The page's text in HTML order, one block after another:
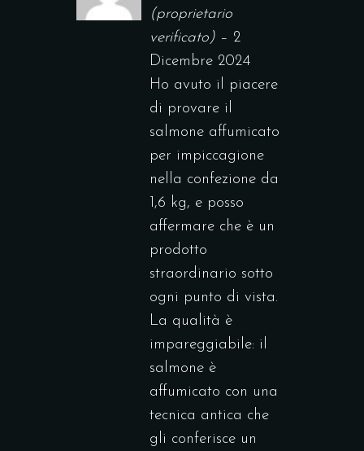
(proprietario
verificato) – 2
Dicembre 2024
Ho avuto il piacere
di provare il
salmone affumicato
per impiccagione
nella confezione da
1,6 kg, e posso
affermare che è un
prodotto
straordinario sotto
ogni punto di vista.
La qualità è
impareggiabile: il
salmone è
affumicato con una
tecnica antica che
gli conferisce un